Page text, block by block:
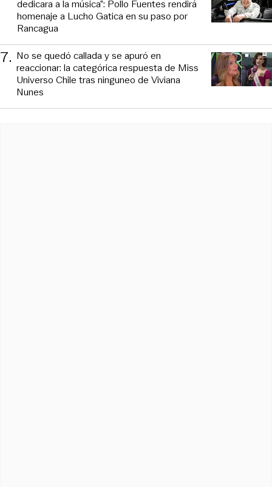
dedicara a la música”: Pollo Fuentes rendirá
homenaje a Lucho Gatica en su paso por
Rancagua
7. No se quedó callada y se apuró en
reaccionar: la categórica respuesta de Miss
Universo Chile tras ninguneo de Viviana
Nunes